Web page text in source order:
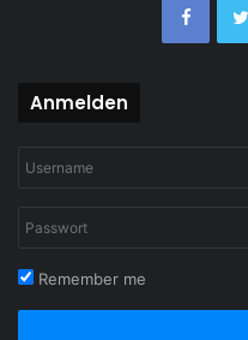
Anmelden
Remember me